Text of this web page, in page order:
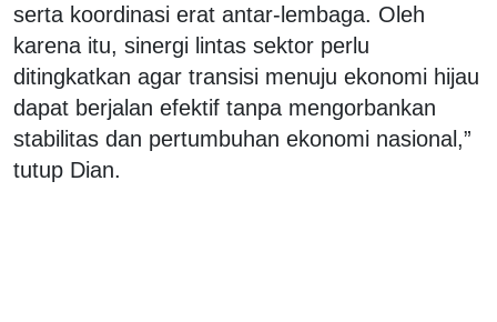
serta koordinasi erat antar-lembaga. Oleh
karena itu, sinergi lintas sektor perlu
ditingkatkan agar transisi menuju ekonomi hijau
dapat berjalan efektif tanpa mengorbankan
stabilitas dan pertumbuhan ekonomi nasional,”
tutup Dian.